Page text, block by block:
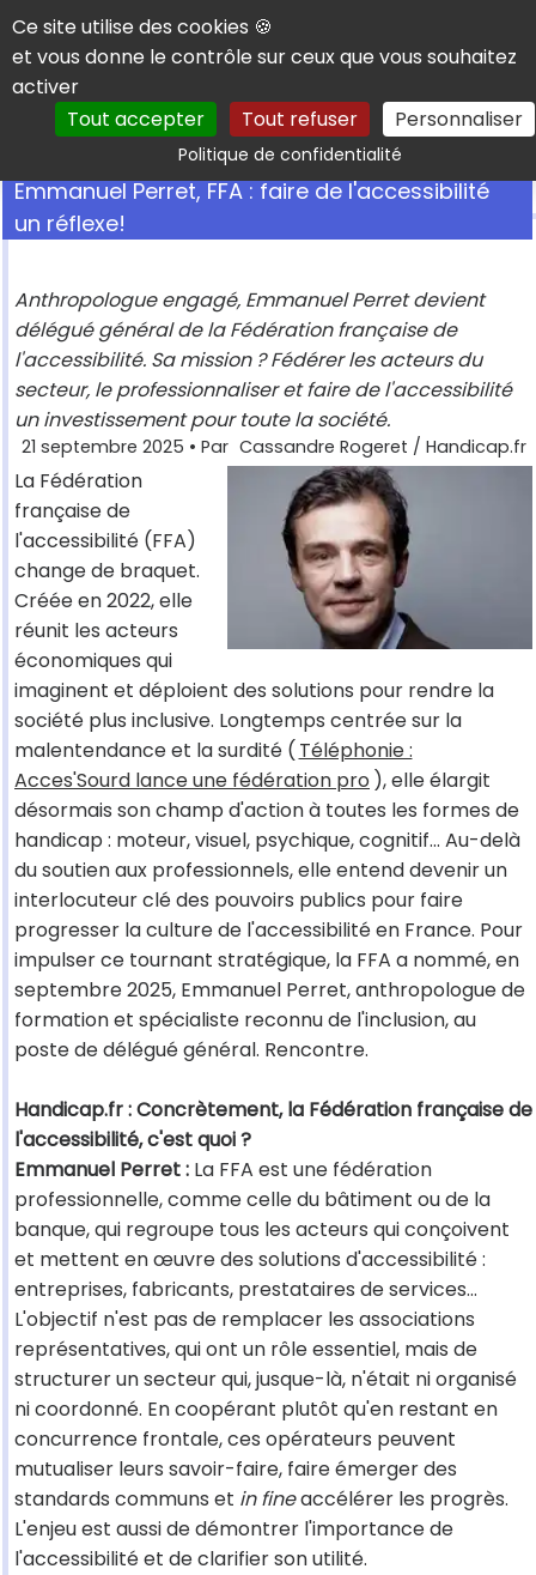
Panneau de gestion des cookies
Ce site utilise des cookies 🍪
et vous donne le contrôle sur ceux que vous souhaitez
activer
Tout accepter
Tout refuser Personnaliser
Politique de confidentialitéRechercher
Emmanuel Perret, FFA : faire de l'accessibilité
un réflexe!
Anthropologue engagé, Emmanuel Perret devient
délégué général de la Fédération française de
l'accessibilité. Sa mission ? Fédérer les acteurs du
secteur, le professionnaliser et faire de l'accessibilité
un investissement pour toute la société.
21 septembre 2025 • Par Cassandre Rogeret / Handicap.fr
La Fédération
française de
l'accessibilité (FFA)
change de braquet.
Créée en 2022, elle
réunit les acteurs
économiques qui
imaginent et déploient des solutions pour rendre la
société plus inclusive. Longtemps centrée sur la
malentendance et la surdité ( Téléphonie :
Acces'Sourd lance une fédération pro ), elle élargit
désormais son champ d'action à toutes les formes de
handicap : moteur, visuel, psychique, cognitif… Au-delà
du soutien aux professionnels, elle entend devenir un
interlocuteur clé des pouvoirs publics pour faire
progresser la culture de l'accessibilité en France. Pour
impulser ce tournant stratégique, la FFA a nommé, en
septembre 2025, Emmanuel Perret, anthropologue de
formation et spécialiste reconnu de l'inclusion, au
poste de délégué général. Rencontre.
Handicap.fr : Concrètement, la Fédération française de
l'accessibilité, c'est quoi ?
Emmanuel Perret : La FFA est une fédération
professionnelle, comme celle du bâtiment ou de la
banque, qui regroupe tous les acteurs qui conçoivent
et mettent en œuvre des solutions d'accessibilité :
entreprises, fabricants, prestataires de services…
L'objectif n'est pas de remplacer les associations
représentatives, qui ont un rôle essentiel, mais de
structurer un secteur qui, jusque-là, n'était ni organisé
ni coordonné. En coopérant plutôt qu'en restant en
concurrence frontale, ces opérateurs peuvent
mutualiser leurs savoir-faire, faire émerger des
standards communs et in fineaccélérer les progrès.
L'enjeu est aussi de démontrer l'importance de
l'accessibilité et de clarifier son utilité.